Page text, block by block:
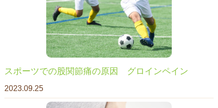
スポーツでの股関節痛の原因 グロインペイン
2023.09.25